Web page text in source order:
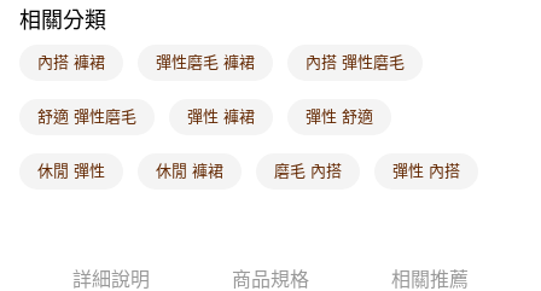
每筆NT$60，滿NT$1,000(含以上)免運費
海外配送-港/澳/新/馬/泰國專屬
海外配送-其他亞洲地區
相關分類
內搭 褲裙 彈性磨毛 褲裙 內搭 彈性磨毛
舒適 彈性磨毛 彈性 褲裙 彈性 舒適
休閒 彈性 休閒 褲裙 磨毛 內搭 彈性 內搭
詳細說明 商品規格 相關推薦